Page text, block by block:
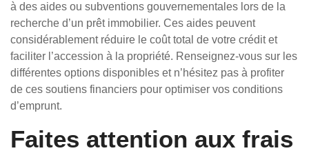
à des aides ou subventions gouvernementales lors de la
recherche d’un prêt immobilier. Ces aides peuvent
considérablement réduire le coût total de votre crédit et
faciliter l’accession à la propriété. Renseignez-vous sur les
différentes options disponibles et n’hésitez pas à profiter
de ces soutiens financiers pour optimiser vos conditions
d’emprunt.
Faites attention aux frais